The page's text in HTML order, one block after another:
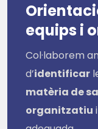
equips i
Col·laborem
d’identificar
matèria de
organitzatiu